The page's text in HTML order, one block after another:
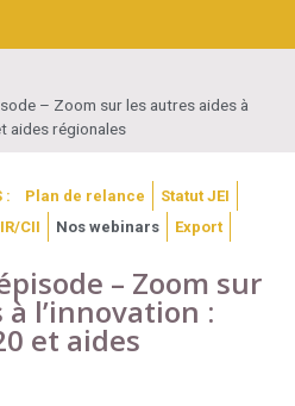
– Zoom sur les autres aides à
aides régionales
: Plan de relance
Statut JEI
CII Nos webinars Export
– Zoom sur
l’innovation :
et aides